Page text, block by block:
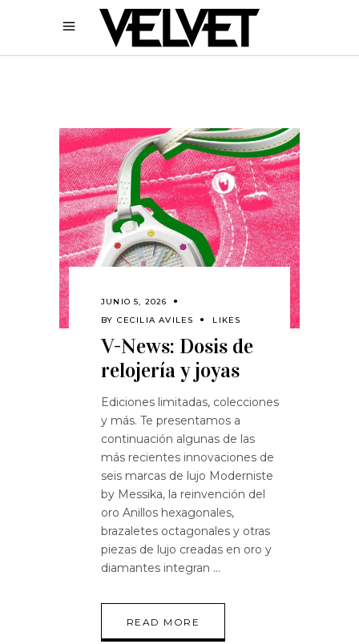
JUNIO 5, 2026
BY CECILIA AVILES LIKES
V-News: Dosis de
relojería y joyas
Ediciones limitadas, colecciones
y más. Te presentamos a
continuación algunas de las
más recientes innovaciones de
seis marcas de lujo Moderniste
by Messika, la reinvención del
oro Anillos hexagonales,
brazaletes octagonales y otras
piezas de lujo creadas en oro y
diamantes integran
READ MORE